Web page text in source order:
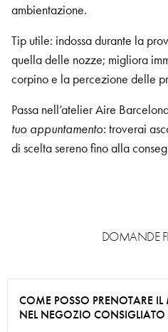
ambientazione.
Tip utile: indossa durante la
quella delle nozze; migliora
corpino e la percezione delle
Passa nell’atelier Aire
tuo appuntamento: troverai
di scelta sereno fino alla
DOMANDE
COME POSSO PRENOTARE
NEL NEGOZIO CONSIGLIATO